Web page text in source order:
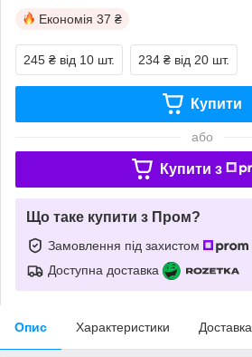
Економія 37 ₴
245 ₴ від 10 шт. 234 ₴ від 20 шт.
Купити
або
Купити з
Що таке купити з Пром?
Замовлення під захистом
Доступна доставка
Опис Характеристики Доставка